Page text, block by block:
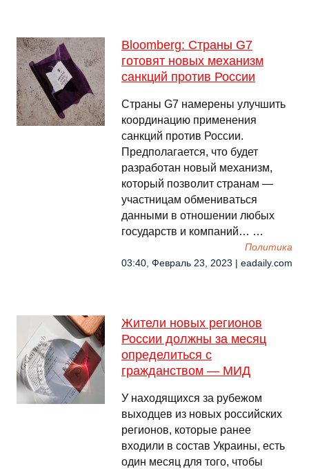
Bloomberg: Страны G7
готовят новых механизм
санкций против России
Страны G7 намерены улучшить
координацию применения
санкций против России.
Предполагается, что будет
разработан новый механизм,
который позволит странам —
участницам обмениваться
данными в отношении любых
государств и компаний… …
Политика
03:40, Февраль 23, 2023 | eadaily.com
Жители новых регионов
России должны за месяц
определиться с
гражданством — МИД
У находящихся за рубежом
выходцев из новых российских
регионов, которые ранее
входили в состав Украины, есть
один месяц для того, чтобы